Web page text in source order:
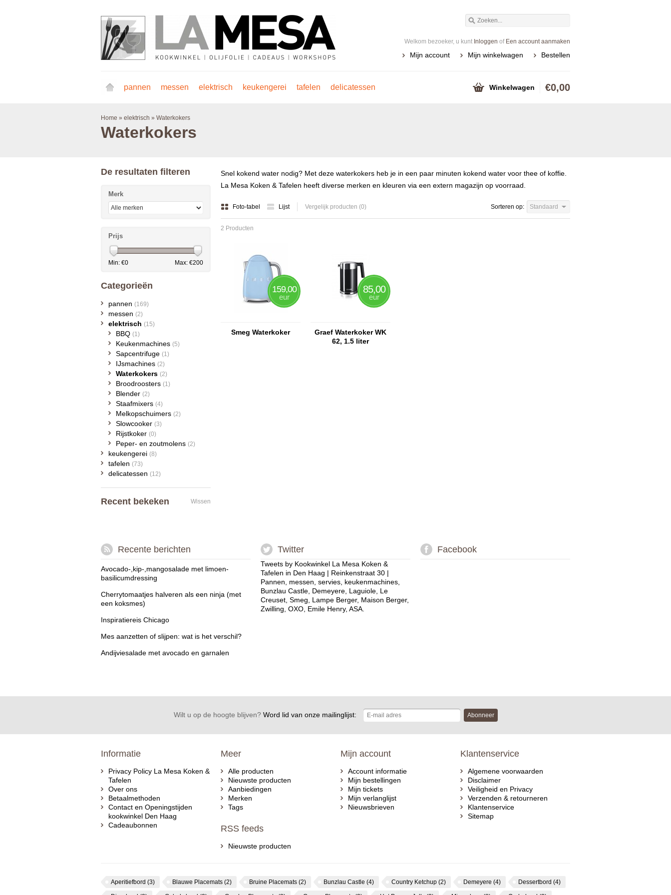
Welkom bezoeker, u kunt Inloggen of Een account aanmaken
Mijn account Mijn winkelwagen Bestellen
pannen messen elektrisch keukengerei tafelen delicatessen Winkelwagen €0,00
Home » elektrisch » Waterkokers
Waterkokers
Snel kokend water nodig? Met deze waterkokers heb je in een paar minuten kokend water voor thee of koffie.
La Mesa Koken & Tafelen heeft diverse merken en kleuren via een extern magazijn op voorraad.
Foto-tabel Lijst Vergelijk producten (0) Sorteren op: Standaard
2 Producten
159,00
eur
Smeg Waterkoker
85,00
eur
Graef Waterkoker WK
62, 1.5 liter
De resultaten filteren
Merk
Prijs
Min: €0 Max: €200
Categorieën
pannen (169)
messen (2)
elektrisch (15)
BBQ (1)
Keukenmachines (5)
Sapcentrifuge (1)
IJsmachines (2)
Waterkokers (2)
Broodroosters (1)
Blender (2)
Staafmixers (4)
Melkopschuimers (2)
Slowcooker (3)
Rijstkoker (0)
Peper- en zoutmolens (2)
keukengerei (8)
tafelen (73)
delicatessen (12)
Recent bekeken Wissen
Recente berichten
Avocado-,kip-,mangosalade met limoen-
basilicumdressing
Cherrytomaatjes halveren als een ninja (met
een koksmes)
Inspiratiereis Chicago
Mes aanzetten of slijpen: wat is het verschil?
Andijviesalade met avocado en garnalen
Twitter
Tweets by Kookwinkel La Mesa Koken &
Tafelen in Den Haag | Reinkenstraat 30 |
Pannen, messen, servies, keukenmachines,
Bunzlau Castle, Demeyere, Laguiole, Le
Creuset, Smeg, Lampe Berger, Maison Berger,
Zwilling, OXO, Emile Henry, ASA.
Facebook
Wilt u op de hoogte blijven?Word lid van onze mailinglijst: Abonneer
Informatie
Privacy Policy La Mesa Koken &
Tafelen
Over ons
Betaalmethoden
Contact en Openingstijden
kookwinkel Den Haag
Cadeaubonnen
Meer
Alle producten
Nieuwste producten
Aanbiedingen
Merken
Tags
RSS feeds
Nieuwste producten
Mijn account
Account informatie
Mijn bestellingen
Mijn tickets
Mijn verlanglijst
Nieuwsbrieven
Klantenservice
Algemene voorwaarden
Disclaimer
Veiligheid en Privacy
Verzenden & retourneren
Klantenservice
Sitemap
Aperitiefbord (3) Blauwe Placemats (2) Bruine Placemats (2) Bunzlau Castle (4) Country Ketchup (2) Demeyere (4) Dessertbord (4)